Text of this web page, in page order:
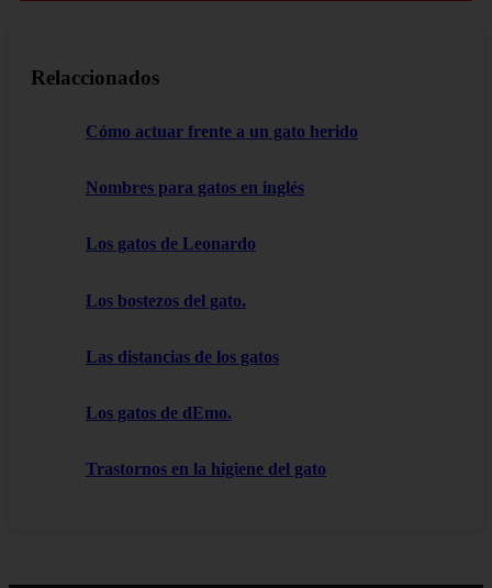
Relaccionados
Cómo actuar frente a un gato herido
Nombres para gatos en inglés
Los gatos de Leonardo
Los bostezos del gato.
Las distancias de los gatos
Los gatos de dEmo.
Trastornos en la higiene del gato